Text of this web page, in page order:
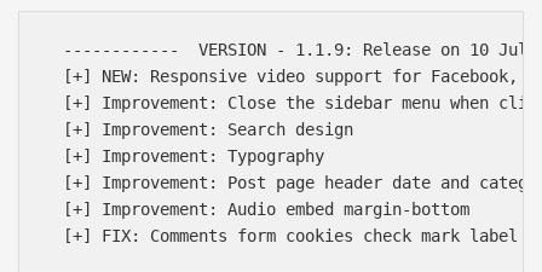
------------  VERSION - 1.1.9: Release on 10
[+] NEW: Responsive video support for Facebook,
[+] Improvement: Close the sidebar menu when
  [+] Improvement: Search design
  [+] Improvement: Typography
[+] Improvement: Post page header date and
  [+] Improvement: Audio embed margin-bottom